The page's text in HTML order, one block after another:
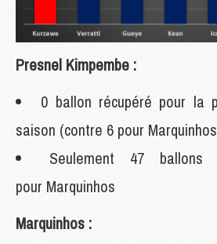
Presnel Kimpembe :
0 ballon récupéré pour la
saison (contre 6 pour
Seulement 47
pour Marquinhos
Marquinhos :